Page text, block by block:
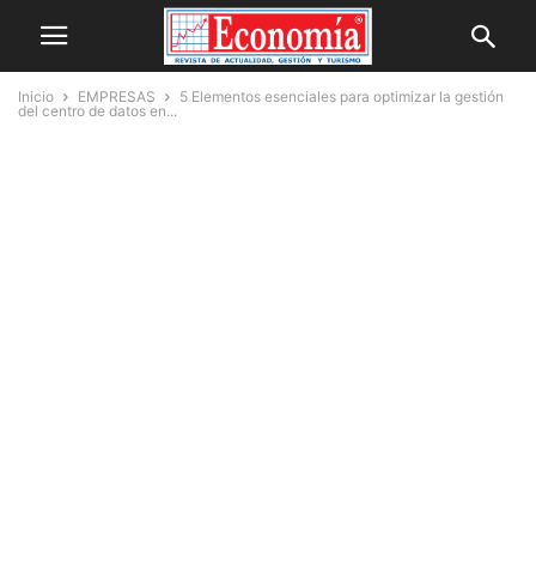
Inicio EMPRESAS
5 Elementos esenciales para optimizar la gestión
del centro de datos en...